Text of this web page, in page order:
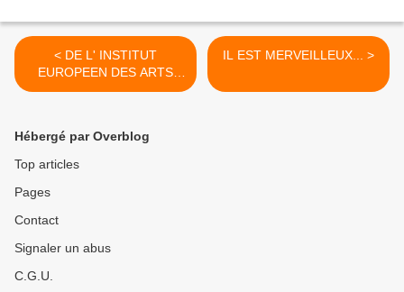
< DE L' INSTITUT
EUROPEEN DES ARTS
CONTEMPORAINS...
IL EST MERVEILLEUX... >
Hébergé par Overblog
Top articles
Pages
Contact
Signaler un abus
C.G.U.